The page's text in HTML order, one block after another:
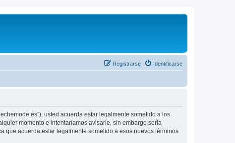
Identificarse
Registrarse
usted acuerda estar legalmente sometido a los
momento e intentaríamos avisarle, sin embargo sería
que acuerda estar legalmente sometido a esos nuevos términos